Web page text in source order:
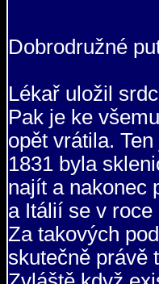
Dobrodružné
Lékař uložil
Pak je ke
opět vrátila.
1831 byla
najít a nakonec
a Itálií se v
Za takových
skutečně právě